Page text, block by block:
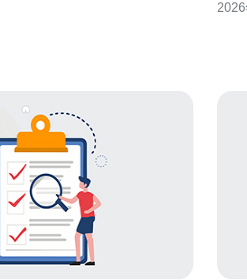
。 为什么选择香港原
明栏